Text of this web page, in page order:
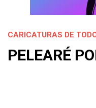
CARICATURAS DE
PELEARÉ